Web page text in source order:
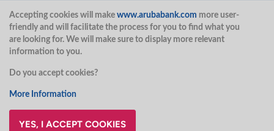
Aruba Bank 2020.
@ArubaBank #ArubaBank
Accepting cookies will make www.arubabank.com more user-
friendly and will facilitate the process for you to find what you
are looking for. We will make sure to display more relevant
information to you.
Do you accept cookies?
More Information
YES, I ACCEPT COOKIES